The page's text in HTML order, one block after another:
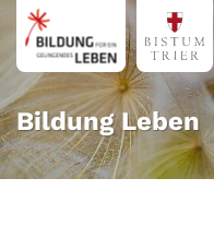
Zum Inhalt springen
Bildung Leben